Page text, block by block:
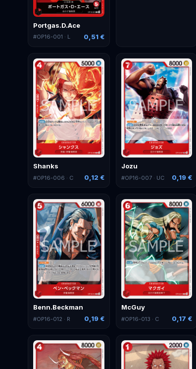
Portgas.D.Ace
#OP16-001 · L 0,51 €
Shanks
#OP16-006 · C 0,12 €
Jozu
#OP16-007· UC 0,19 €
Benn.Beckman
#OP16-012 · R 0,19 €
McGuy
#OP16-013 · C 0,17 €